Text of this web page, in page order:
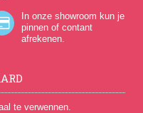
In onze showroom kun je
pinnen of contant
afrekenen.
te verwennen.